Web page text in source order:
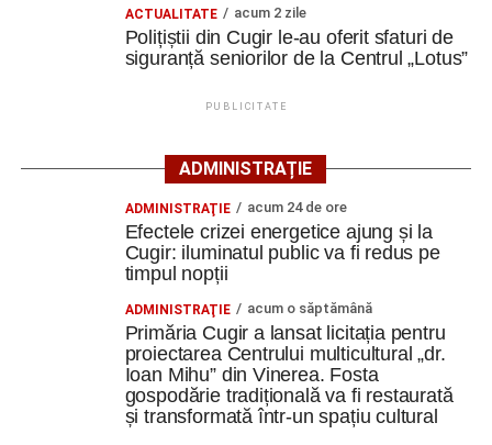
Trei profesori ai Colegiului Național „David Prodan”
mobilități Erasmus+ în Croația
antreprenorul Alexandru Jittu care a lucrat pentru
Messenger WhatsApp
Un alt rezultat excelent al verii este rezultatul obţinut de
către junioara Iulia Ştefan care a terminat cu un plus de
la Biel (Elveţia) din perioada 13-23 iulie, fiind foarte
Constantin PREDESCU
Adaugă cugirinfo.ro ca sursă
preferată pe Google
ACTUALITATE acum 2 zile
Polițiștii din Cugir le-au oferit sfaturi de
siguranță seniorilor de la Centrul „Lotus”
PUBLICITATE
ADMINISTRAȚIE
ADMINISTRAŢIE acum 24 de ore
Efectele crizei energetice ajung și la
Cugir: iluminatul public va fi redus pe
timpul nopții
ADMINISTRAŢIE acum o săptămână
Primăria Cugir a lansat licitația pentru
proiectarea Centrului multicultural „dr.
Ioan Mihu” din Vinerea. Fosta
gospodărie tradițională va fi restaurată
și transformată într-un spațiu cultural